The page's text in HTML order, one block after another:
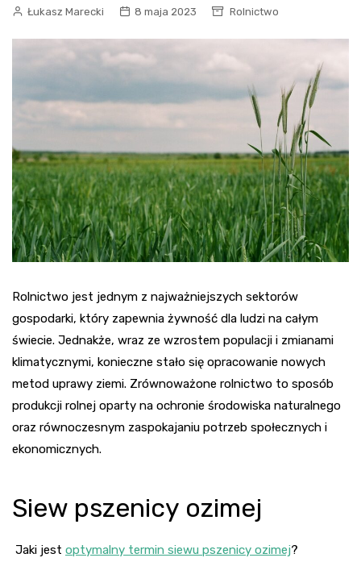
Łukasz Marecki 8 maja 2023 Rolnictwo
Rolnictwo jest jednym z najważniejszych sektorów
gospodarki, który zapewnia żywność dla ludzi na całym
świecie. Jednakże, wraz ze wzrostem populacji i zmianami
klimatycznymi, konieczne stało się opracowanie nowych
metod uprawy ziemi. Zrównoważone rolnictwo to sposób
produkcji rolnej oparty na ochronie środowiska naturalnego
oraz równoczesnym zaspokajaniu potrzeb społecznych i
ekonomicznych.
Siew pszenicy ozimej
Jaki jest optymalny termin siewu pszenicy ozimej?